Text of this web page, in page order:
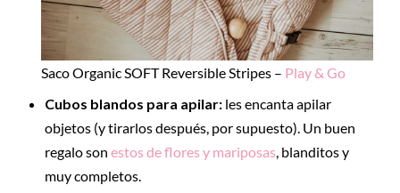
Saco Organic SOFT Reversible Stripes – Play & Go
Cubos blandos para apilar: les encanta apilar
objetos (y tirarlos después, por supuesto). Un buen
regalo son estos de flores y mariposas, blanditos y
muy completos.